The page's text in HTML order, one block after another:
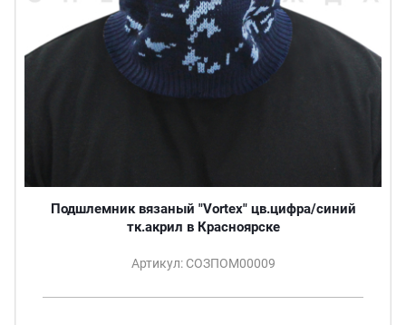
Подшлемник вязаный "Vortex" цв.цифра/синий
тк.акрил в Красноярске
Артикул: СОЗПОМ00009